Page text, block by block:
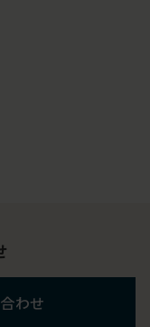
わせ